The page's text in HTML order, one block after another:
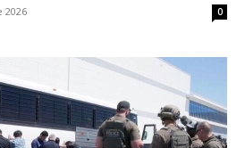
2026 0